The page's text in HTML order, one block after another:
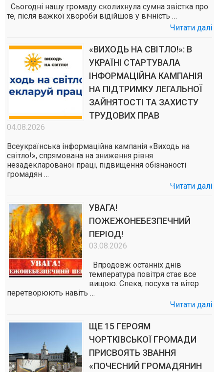
Сьогодні нашу громаду сколихнула сумна звістка про
те, після важкої хвороби відійшов у вічність …
Читати далі
«ВИХОДЬ НА СВІТЛО!»: В
УКРАЇНІ СТАРТУВАЛА
ІНФОРМАЦІЙНА КАМПАНІЯ
НА ПІДТРИМКУ ЛЕГАЛЬНОЇ
ЗАЙНЯТОСТІ ТА ЗАХИСТУ
ТРУДОВИХ ПРАВ
04.08.2026
Всеукраїнська інформаційна кампанія «Виходь на
світло!», спрямована на зниження рівня
незадекларованої праці, підвищення обізнаності
громадян …
Читати далі
УВАГА!
ПОЖЕЖОНЕБЕЗПЕЧНИЙ
ПЕРІОД!
03.08.2026
Впродовж останніх днів
температура повітря стає все
вищою. Спека, посуха та вітер
перетворюють навіть …
Читати далі
ЩЕ 15 ГЕРОЯМ
ЧОРТКІВСЬКОЇ ГРОМАДИ
ПРИСВОЯТЬ ЗВАННЯ
«ПОЧЕСНИЙ ГРОМАДЯНИН